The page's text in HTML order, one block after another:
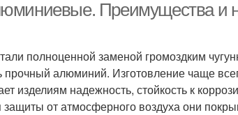
Преимущества и
полноценной заменой громоздким
прочный алюминий. Изготовление чаще
изделиям надежность, стойкость к
от атмосферного воздуха они